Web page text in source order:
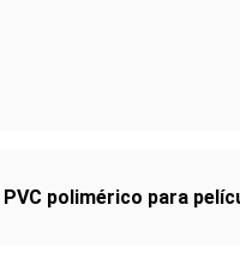
PVC polimérico para